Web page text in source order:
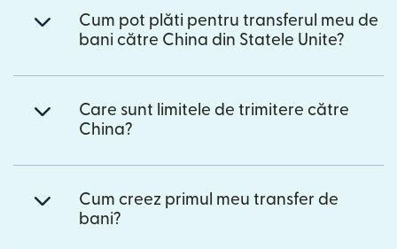
Cum pot plăti pentru transferul meu de
bani către China din Statele Unite?
Care sunt limitele de trimitere către
China?
Cum creez primul meu transfer de
bani?